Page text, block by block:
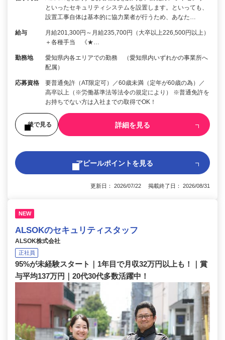
といったセキュリティシステムを設置します。といっても、
設置工事自体は基本的に協力業者が行うため、あなた…
給与
月給201,300円～月給235,700円（大卒以上226,500円以上）
＋各種手当 《★…
勤務地
愛知県内各エリアでの勤務 （愛知県内いずれかの事業所へ
配属）
応募資格
要普通免許（AT限定可）／60歳未満（定年が60歳の為）／
高卒以上（※労働基準法等法令の規定により） ※普通免許を
お持ちでない方は入社までの取得でOK！
後で見る 詳細を見る
アピールポイントを見る
更新日： 2026/07/22 掲載終了日： 2026/08/31
NEW
ALSOKのセキュリティスタッフ
ALSOK株式会社
正社員
95%が未経験スタート｜1年目で月収32万円以上も！｜賞
与平均137万円｜20代30代多数活躍中！